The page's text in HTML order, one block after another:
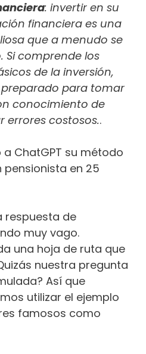
: invertir en su
financiera es una
que a menudo se
Si comprende los
de la inversión,
para tomar
conocimiento de
errores costosos..
ChatGPT su método
en 25
respuesta de
muy vago.
una hoja de ruta que
nuestra pregunta
Así que
utilizar el ejemplo
famosos como